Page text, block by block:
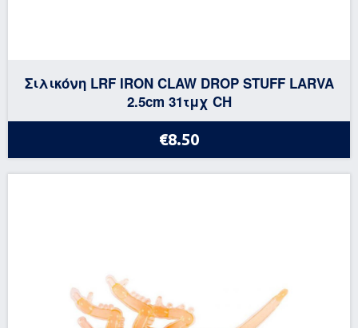
Σιλικόνη LRF IRON CLAW DROP STUFF LARVA
2.5cm 31τμχ CH
€8.50